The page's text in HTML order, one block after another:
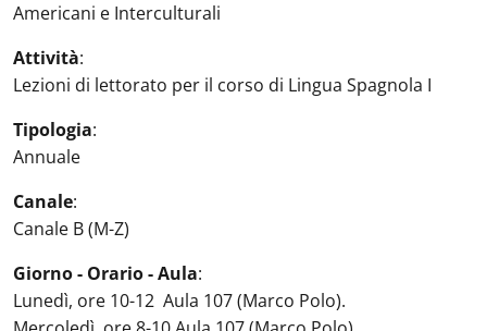
Americani e Interculturali
Attività:
Lezioni di lettorato per il corso di Lingua Spagnola I
Tipologia:
Annuale
Canale:
Canale B (M-Z)
Giorno - Orario - Aula:
Lunedì, ore 10-12 Aula 107 (Marco Polo).